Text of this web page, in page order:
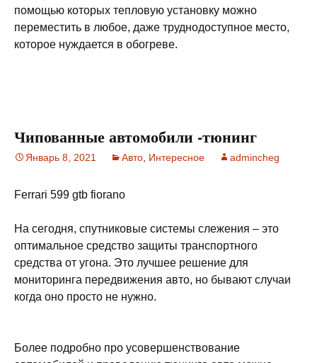
помощью которых тепловую установку можно
переместить в любое, даже труднодоступное место,
которое нуждается в обогреве.
Чипованные автомобили -тюнинг
Январь 8, 2021 Авто Интересное admincheg
Ferrari 599 gtb fiorano
На сегодня, спутниковые системы слежения – это
оптимальное средство защиты транспортного
средства от угона. Это лучшее решение для
мониторинга передвижения авто, но бывают случаи
когда оно просто не нужно.
Более подробно про усовершенствование